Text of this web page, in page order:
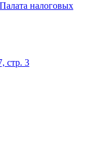
Палата налоговых
стр. 3